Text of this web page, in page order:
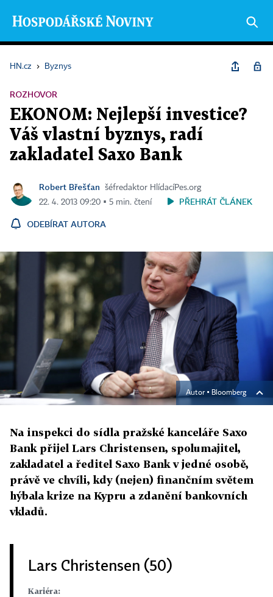
HN.cz › Byznys
ROZHOVOR
EKONOM: Nejlepší investice?
Váš vlastní byznys, radí
zakladatel Saxo Bank
Robert Břešťan
šéfredaktor HlídacíPes.org
22. 4. 2013 09:20 ▪ 5 min. čtení
PŘEHRÁT ČLÁNEK
ODEBÍRAT AUTORA
Autor ▪ Bloomberg
Na inspekci do sídla pražské kanceláře Saxo
Bank přijel Lars Christensen, spolumajitel,
zakladatel a ředitel Saxo Bank v jedné osobě,
právě ve chvíli, kdy (nejen) finančním světem
hýbala krize na Kypru a zdanění bankovních
vkladů.
Lars Christensen (50)
Kariéra: